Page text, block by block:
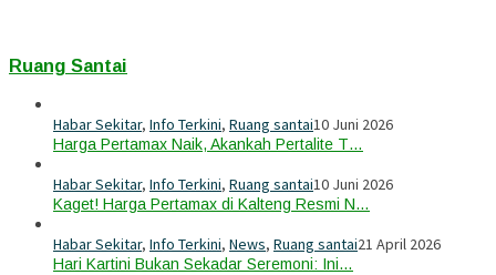
Ruang Santai
Habar Sekitar, Info Terkini, Ruang santai10 Juni 2026
Harga Pertamax Naik, Akankah Pertalite T…
Habar Sekitar, Info Terkini, Ruang santai10 Juni 2026
Kaget! Harga Pertamax di Kalteng Resmi N…
Habar Sekitar, Info Terkini, News, Ruang santai21 April 2026
Hari Kartini Bukan Sekadar Seremoni: Ini…